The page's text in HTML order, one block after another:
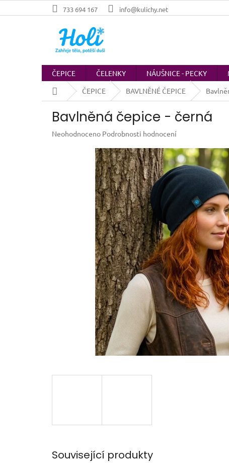
na
733 694 167 info@kulichy.net
ČEPICE ČELENKY NÁUŠNICE - PECKY
Domů
ČEPICE BAVLNĚNÉ ČEPICE
Bavlněná čepice - černá
Průměrné
Neohodnoceno Podrobnosti hodnocení
Související produkty